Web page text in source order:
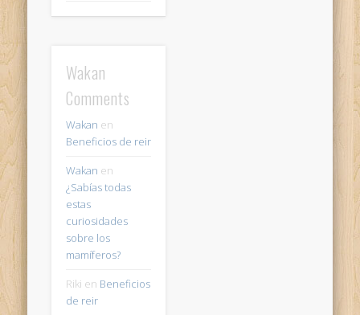
Wakan
Comments
Wakan en
Beneficios de reir
Wakan en
¿Sabías todas
estas
curiosidades
sobre los
mamíferos?
Riki en Beneficios
de reir